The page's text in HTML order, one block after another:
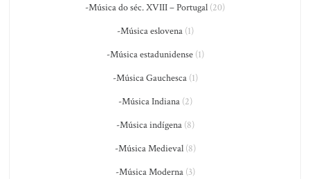
-Música do séc. XVIII – Portugal (20)
-Música eslovena(1)
-Música estadunidense(1)
-Música Gauchesca(1)
-Música Indiana(2)
-Música indígena(8)
-Música Medieval(8)
-Música Moderna(3)